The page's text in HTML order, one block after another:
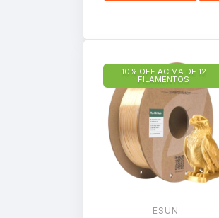
10% OFF ACIMA DE 12
FILAMENTOS
ESUN